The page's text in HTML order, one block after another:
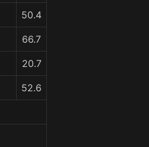
50.4
66.7
20.7
52.6